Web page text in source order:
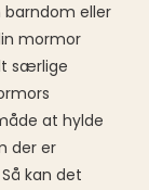
eller
mormor
særlige
at hylde
der er
kan det